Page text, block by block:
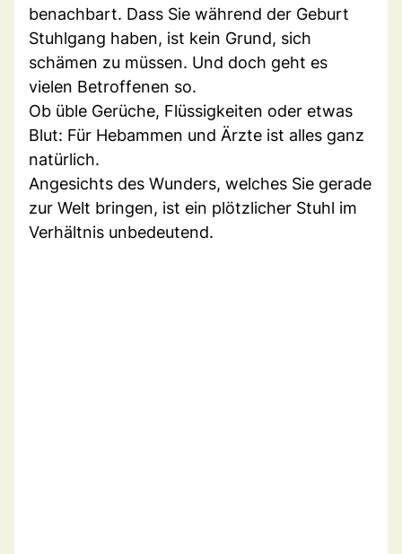
benachbart. Dass Sie während der Geburt
Stuhlgang haben, ist kein Grund, sich
schämen zu müssen. Und doch geht es
vielen Betroffenen so.
Ob üble Gerüche, Flüssigkeiten oder etwas
Blut: Für Hebammen und Ärzte ist alles ganz
natürlich.
Angesichts des Wunders, welches Sie gerade
zur Welt bringen, ist ein plötzlicher Stuhl im
Verhältnis unbedeutend.